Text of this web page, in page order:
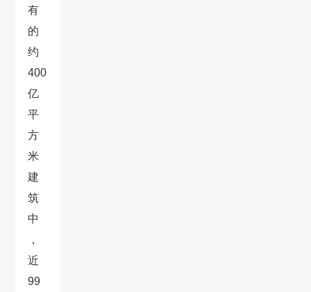
有
的
约
400
亿
平
方
米
建
筑
中
，
近
99